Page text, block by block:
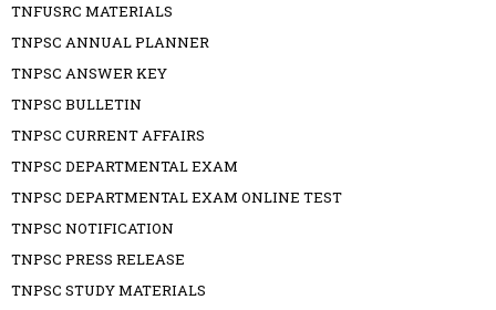
TNFUSRC MATERIALS
TNPSC ANNUAL PLANNER
TNPSC ANSWER KEY
TNPSC BULLETIN
TNPSC CURRENT AFFAIRS
TNPSC DEPARTMENTAL EXAM
TNPSC DEPARTMENTAL EXAM ONLINE TEST
TNPSC NOTIFICATION
TNPSC PRESS RELEASE
TNPSC STUDY MATERIALS